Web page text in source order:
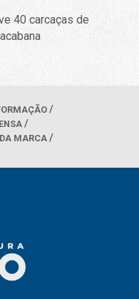
40 carcaças de
MARCA